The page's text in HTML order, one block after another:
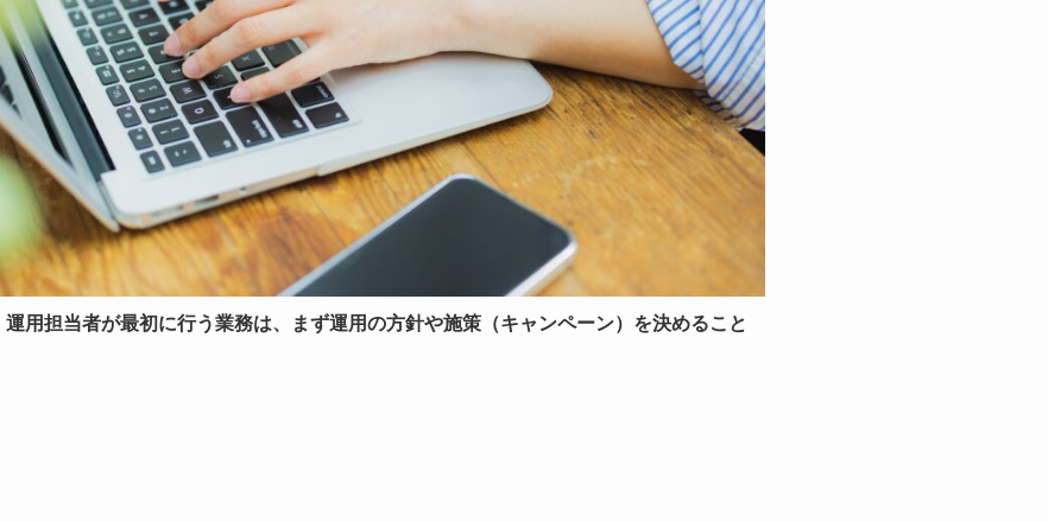
用担当者が最初に行う業務は、まず運用の方針や施策（キャンペーン）を決めること